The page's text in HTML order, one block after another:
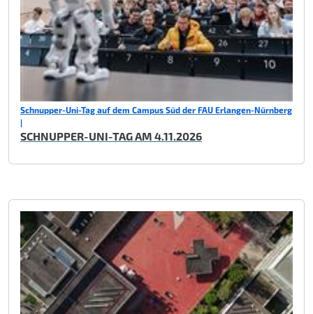
Schnupper-Uni-Tag auf dem Campus Süd der FAU Erlangen-Nürnberg
|
SCHNUPPER-UNI-TAG AM 4.11.2026